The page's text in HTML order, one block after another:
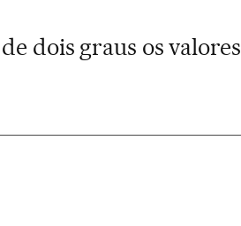
dois graus os valores